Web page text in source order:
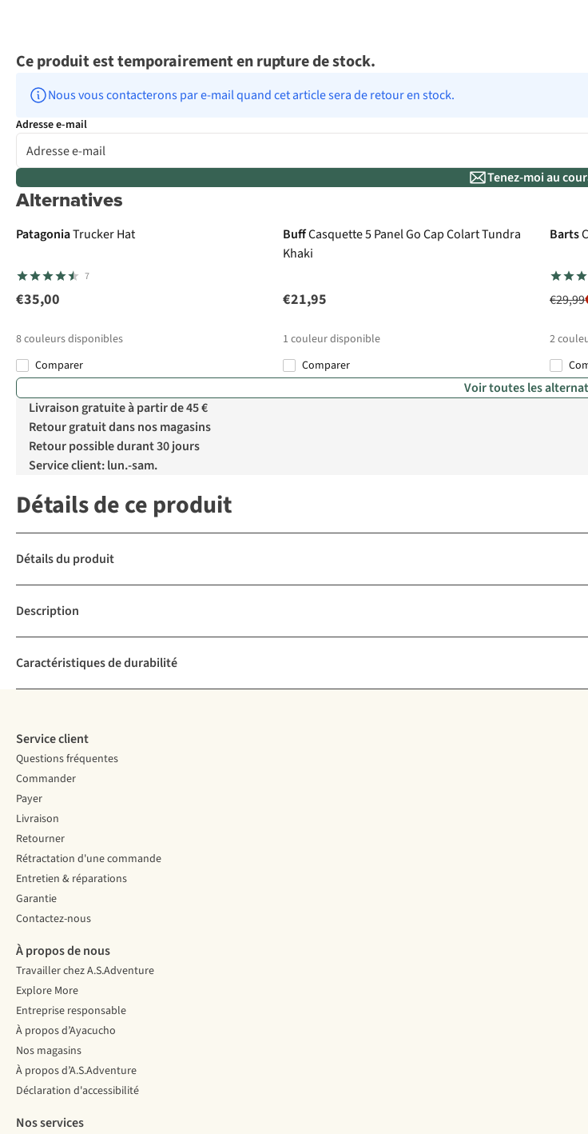
Ce produit est temporairement en rupture de stock.
Nous vous contacterons par e-mail quand cet article sera de retour en stock.
Adresse e-mail
Tenez-moi au
Alternatives
Nouveau
PatagoniaTrucker Hat
7
€35,00
8couleurs disponibles
Comparer
BuffCasquette 5 Panel Go Cap Colart Tundra
Khaki
€21,95
1 couleur disponible
Comparer
Barts
€29,99
2
%
%
Voir toutes les
Livraison gratuite à partir de 45 €
Retour gratuit dans nos magasins
Retour possible durant 30 jours
Service client: lun.-sam.
Détails de ce produit
Détails du produit
Description
Caractéristiques de durabilité
Service client
Questions fréquentes
Commander
Payer
Livraison
Retourner
Rétractation d'une commande
Entretien & réparations
Garantie
Contactez-nous
À propos de nous
Travailler chez A.S.Adventure
Explore More
Entreprise responsable
À propos d’Ayacucho
Nos magasins
À propos d’A.S.Adventure
Déclaration d'accessibilité
Nos services